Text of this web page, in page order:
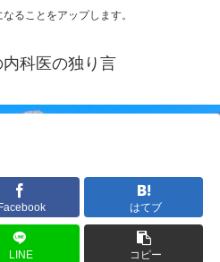
ることをアップします。
科医の独り言
はてブ
LINE コピー